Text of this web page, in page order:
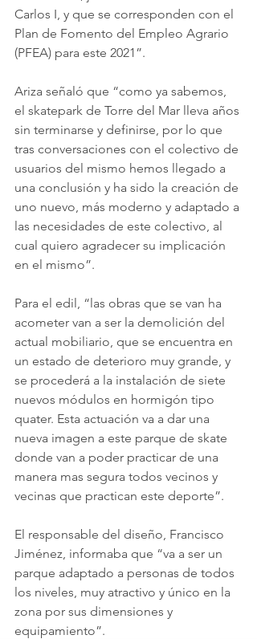
Carlos I, y que se corresponden con el
Plan de Fomento del Empleo Agrario
(PFEA) para este 2021”.
Ariza señaló que “como ya sabemos,
el skatepark de Torre del Mar lleva años
sin terminarse y definirse, por lo que
tras conversaciones con el colectivo de
usuarios del mismo hemos llegado a
una conclusión y ha sido la creación de
uno nuevo, más moderno y adaptado a
las necesidades de este colectivo, al
cual quiero agradecer su implicación
en el mismo”.
Para el edil, “las obras que se van ha
acometer van a ser la demolición del
actual mobiliario, que se encuentra en
un estado de deterioro muy grande, y
se procederá a la instalación de siete
nuevos módulos en hormigón tipo
quater. Esta actuación va a dar una
nueva imagen a este parque de skate
donde van a poder practicar de una
manera mas segura todos vecinos y
vecinas que practican este deporte”.
El responsable del diseño, Francisco
Jiménez, informaba que “va a ser un
parque adaptado a personas de todos
los niveles, muy atractivo y único en la
zona por sus dimensiones y
equipamiento”.